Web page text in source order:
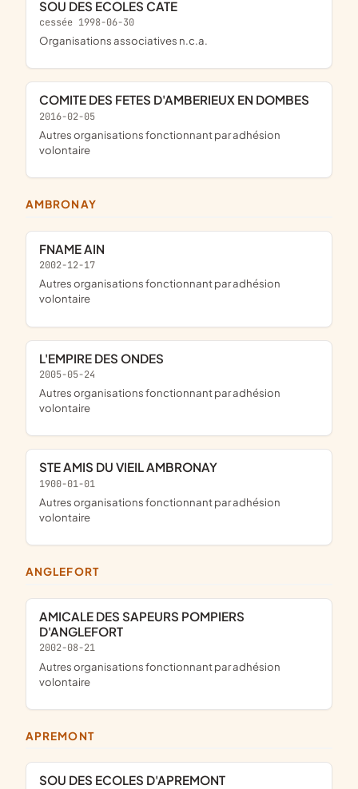
SOU DES ECOLES CATE
cessée 1998-06-30
Organisations associatives n.c.a.
COMITE DES FETES D'AMBERIEUX EN DOMBES
2016-02-05
Autres organisations fonctionnant par adhésion
volontaire
AMBRONAY
FNAME AIN
2002-12-17
Autres organisations fonctionnant par adhésion
volontaire
L'EMPIRE DES ONDES
2005-05-24
Autres organisations fonctionnant par adhésion
volontaire
STE AMIS DU VIEIL AMBRONAY
1900-01-01
Autres organisations fonctionnant par adhésion
volontaire
ANGLEFORT
AMICALE DES SAPEURS POMPIERS
D'ANGLEFORT
2002-08-21
Autres organisations fonctionnant par adhésion
volontaire
APREMONT
SOU DES ECOLES D'APREMONT